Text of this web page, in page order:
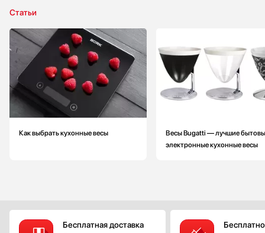
Статьи
Как выбрать кухонные весы
Весы Bugatti — лучшие
электронные кухонные весы
Бесплатная доставка